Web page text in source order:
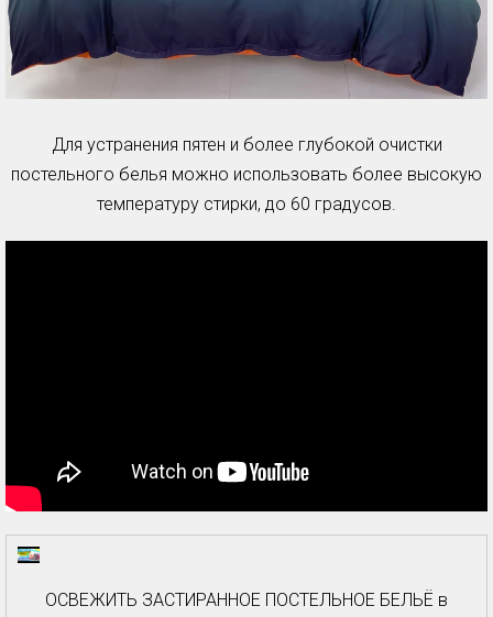
Для устранения пятен и более глубокой очистки
постельного белья можно использовать более высокую
температуру стирки, до 60 градусов.
ОСВЕЖИТЬ ЗАСТИРАННОЕ ПОСТЕЛЬНОЕ БЕЛЬЁ в